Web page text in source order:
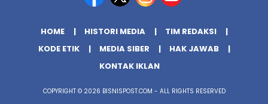
HOME HISTORI MEDIA
TIM REDAKSI
KODE ETIK
MEDIA SIBER
HAK JAWAB
KONTAK IKLAN
COPYRIGHT © 2026 BISNISPOST.COM - ALL RIGHTS RESERVED